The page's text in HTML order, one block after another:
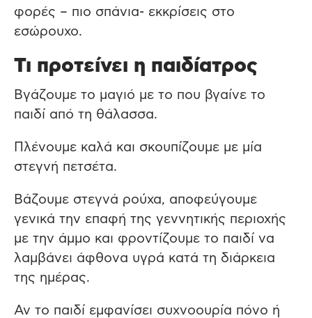
φορές – πιο σπάνια- εκκρίσεις στο
εσώρουχο.
Τι προτείνει η παιδίατρος
Βγάζουμε το μαγιό με το που βγαίνε το
παιδί από τη θάλασσα.
Πλένουμε καλά και σκουπίζουμε με μία
στεγνή πετσέτα.
Βάζουμε στεγνά ρούχα, αποφεύγουμε
γενικά την επαφή της γεννητικής περιοχής
με την άμμο και φροντίζουμε το παιδί να
λαμβάνει άφθονα υγρά κατά τη διάρκεια
της ημέρας.
Αν το παιδί εμφανίσει συχνοουρία πόνο ή